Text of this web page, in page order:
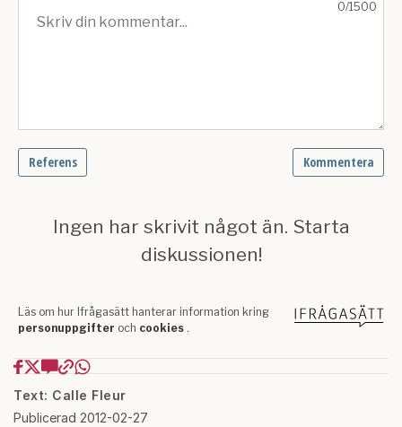
Text: Calle Fleur
Publicerad 2012-02-27